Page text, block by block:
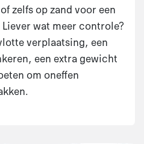
zelfs op zand voor een
wat meer controle?
verplaatsing, een
een extra gewicht
om oneffen